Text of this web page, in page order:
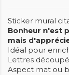
Sticker mural
Bonheur n'est
mais
Idéal pour
Lettres
Aspect mat ou